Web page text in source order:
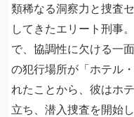
類稀なる洞察力と捜査
してきたエリート刑事
で、協調性に欠ける一
の犯行場所が「ホテル
れたことから、彼はホ
立ち、潜入捜査を開始し